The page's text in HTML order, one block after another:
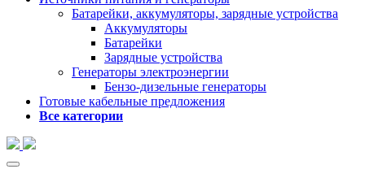
Батарейки, аккумуляторы, зарядные устройства
Аккумуляторы
Батарейки
Зарядные устройства
Генераторы электроэнергии
Бензо-дизельные генераторы
Готовые кабельные предложения
Все категории